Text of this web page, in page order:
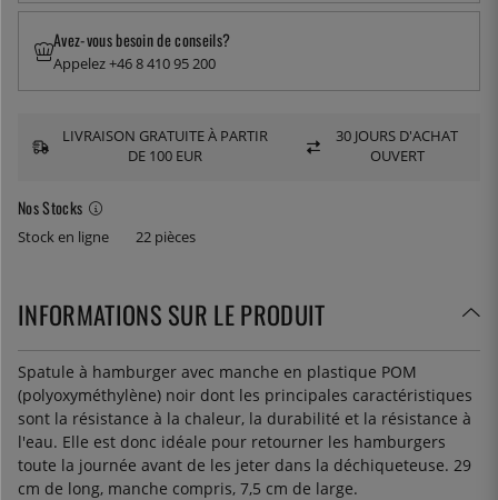
Nos Stocks
Stock en ligne 22 pièces
Avez-vous besoin de conseils?
Appelez +46 8 410 95 200
LIVRAISON GRATUITE À PARTIR
DE 100 EUR
30 JOURS D'ACHAT
OUVERT
INFORMATIONS SUR LE PRODUIT
Spatule à hamburger avec manche en plastique POM
(polyoxyméthylène) noir dont les principales caractéristiques
sont la résistance à la chaleur, la durabilité et la résistance à
l'eau. Elle est donc idéale pour retourner les hamburgers
toute la journée avant de les jeter dans la déchiqueteuse. 29
cm de long, manche compris, 7,5 cm de large.